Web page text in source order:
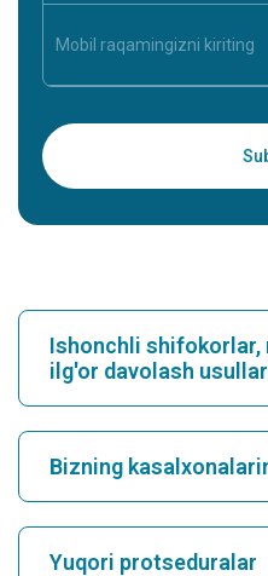
Ishonchli
ilg'or davolash
Kasalxonani toping
Kardiologni toping
Bizning
Yuqori protseduralar